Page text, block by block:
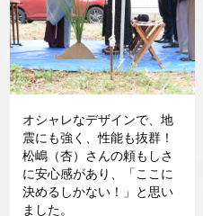
オシャレなデザインで、地
震にも強く、性能も抜群！
松嶋（杏）さんの頼もしさ
に安心感があり、「ここに
決めるしかない！」と思い
ました。